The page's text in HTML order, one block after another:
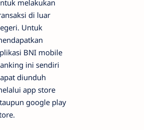
melakukan
di luar
Untuk
BNI mobile
ini sendiri
diunduh
app store
google play